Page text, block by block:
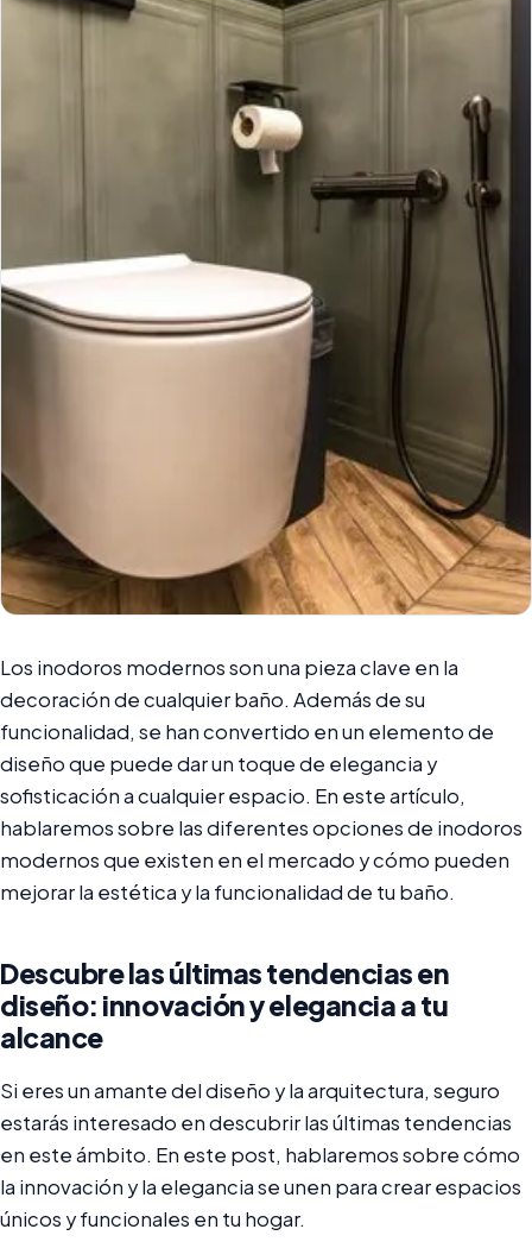
Los inodoros modernos son una pieza clave en la
decoración de cualquier baño. Además de su
funcionalidad, se han convertido en un elemento de
diseño que puede dar un toque de elegancia y
sofisticación a cualquier espacio. En este artículo,
hablaremos sobre las diferentes opciones de inodoros
modernos que existen en el mercado y cómo pueden
mejorar la estética y la funcionalidad de tu baño.
Descubre las últimas tendencias en
diseño: innovación y elegancia a tu
alcance
Si eres un amante del diseño y la arquitectura, seguro
estarás interesado en descubrir las últimas tendencias
en este ámbito. En este post, hablaremos sobre cómo
la innovación y la elegancia se unen para crear espacios
únicos y funcionales en tu hogar.